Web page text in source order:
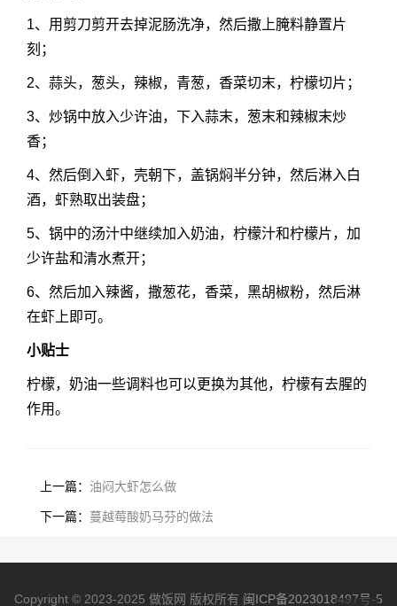
1、用剪刀剪开去掉泥肠洗净，然后撒上腌料静置片
刻；
2、蒜头，葱头，辣椒，青葱，香菜切末，柠檬切片；
3、炒锅中放入少许油，下入蒜末，葱末和辣椒末炒
香；
4、然后倒入虾，壳朝下，盖锅焖半分钟，然后淋入白
酒，虾熟取出装盘；
5、锅中的汤汁中继续加入奶油，柠檬汁和柠檬片，加
少许盐和清水煮开；
6、然后加入辣酱，撒葱花，香菜，黑胡椒粉，然后淋
在虾上即可。
小贴士
柠檬，奶油一些调料也可以更换为其他，柠檬有去腥的
作用。
上一篇： 油闷大虾怎么做
下一篇： 蔓越莓酸奶马芬的做法
Copyright © 2023-2025 做饭网 版权所有 闽ICP备2023018497号-5